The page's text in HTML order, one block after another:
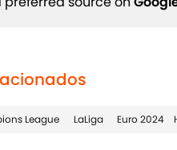
League LaLiga Euro 2024